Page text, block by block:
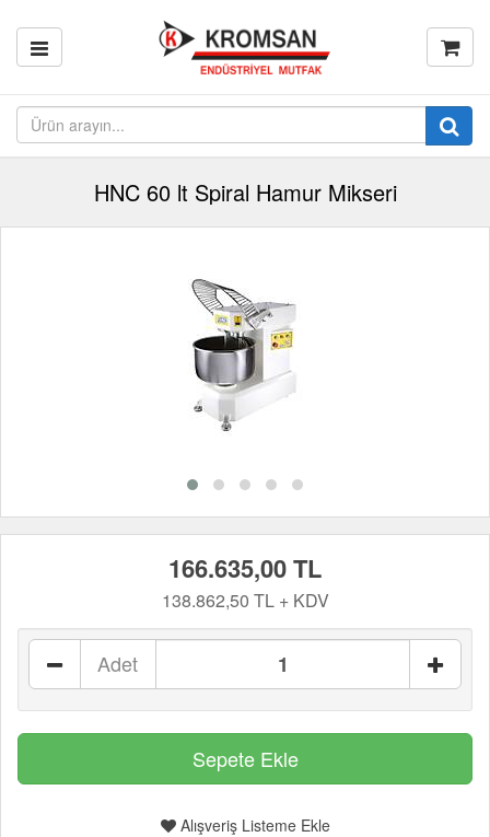
HNC 60 lt Spiral Hamur Mikseri
166.635,00 TL
138.862,50 TL + KDV
Adet
Alışveriş Listeme Ekle